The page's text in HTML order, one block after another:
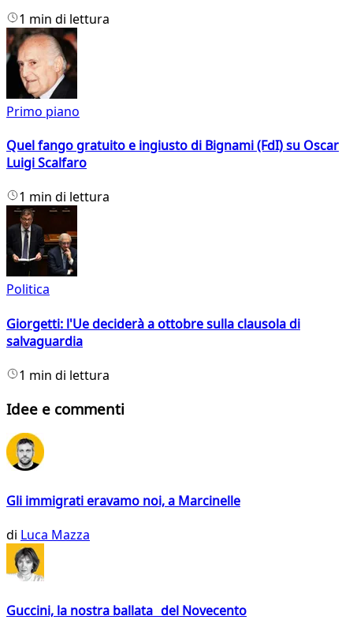
1 min di lettura
Primo piano
Quel fango gratuito e ingiusto di Bignami (FdI) su Oscar
Luigi Scalfaro
1 min di lettura
Politica
Giorgetti: l'Ue deciderà a ottobre sulla clausola di
salvaguardia
1 min di lettura
Idee e commenti
Gli immigrati eravamo noi, a Marcinelle
di Luca Mazza
Guccini, la nostra ballata del Novecento